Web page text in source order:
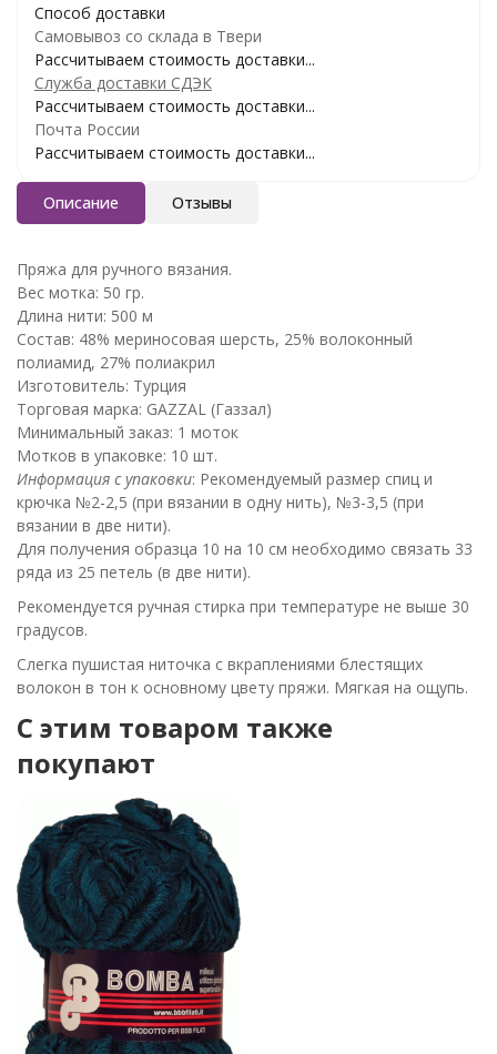
Способ доставки
Самовывоз со склада в Твери
Рассчитываем стоимость доставки...
Служба доставки СДЭК
Рассчитываем стоимость доставки...
Почта России
Рассчитываем стоимость доставки...
Описание Отзывы
Пряжа для ручного вязания.
Вес мотка: 50 гр.
Длина нити: 500 м
Состав: 48% мериносовая шерсть, 25% волоконный
полиамид, 27% полиакрил
Изготовитель: Турция
Торговая марка: GAZZAL (Газзал)
Минимальный заказ: 1 моток
Мотков в упаковке: 10 шт.
Информация с упаковки: Рекомендуемый размер спиц и
крючка №2-2,5 (при вязании в одну нить), №3-3,5 (при
вязании в две нити).
Для получения образца 10 на 10 см необходимо связать 33
ряда из 25 петель (в две нити).
Рекомендуется ручная стирка при температуре не выше 30
градусов.
Слегка пушистая ниточка с вкраплениями блестящих
волокон в тон к основному цвету пряжи. Мягкая на ощупь.
C этим товаром также
покупают